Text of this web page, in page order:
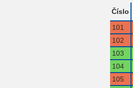
Číslo
101
102
103
104
105